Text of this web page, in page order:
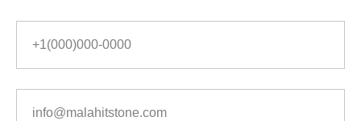
+1(000)000-0000
info@malahitstone.com